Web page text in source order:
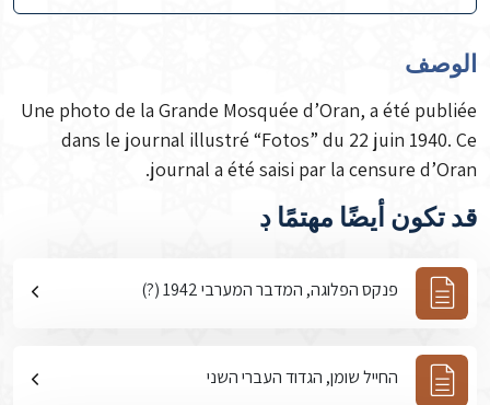
الوصف
Une photo de la Grande Mosquée d’Oran, a été publiée
dans le journal illustré “Fotos” du 22 juin 1940. Ce
journal a été saisi par la censure d’Oran.
قد تكون أيضًا مهتمًا ڊ
פנקס הפלוגה, המדבר המערבי 1942 (?)
החייל שומן, הגדוד העברי השני